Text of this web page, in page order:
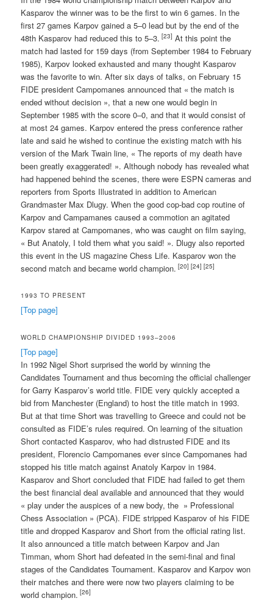
Kasparov the winner was to be the first to win 6 games. In the
first 27 games Karpov gained a 5–0 lead but by the end of the
48th Kasparov had reduced this to 5–3. [23] At this point the
match had lasted for 159 days (from September 1984 to February
1985), Karpov looked exhausted and many thought Kasparov
was the favorite to win. After six days of talks, on February 15
FIDE president Campomanes announced that « the match is
ended without decision », that a new one would begin in
September 1985 with the score 0–0, and that it would consist of
at most 24 games. Karpov entered the press conference rather
late and said he wished to continue the existing match with his
version of the Mark Twain line, « The reports of my death have
been greatly exaggerated! ». Although nobody has revealed what
had happened behind the scenes, there were ESPN cameras and
reporters from Sports Illustrated in addition to American
Grandmaster Max Dlugy. When the good cop-bad cop routine of
Karpov and Campamanes caused a commotion an agitated
Karpov stared at Campomanes, who was caught on film saying,
« But Anatoly, I told them what you said! ». Dlugy also reported
this event in the US magazine Chess Life. Kasparov won the
second match and became world champion. [20] [24] [25]
1993 TO PRESENT
[Top page]
WORLD CHAMPIONSHIP DIVIDED 1993–2006
[Top page]
In 1992 Nigel Short surprised the world by winning the
Candidates Tournament and thus becoming the official challenger
for Garry Kasparov’s world title. FIDE very quickly accepted a
bid from Manchester (England) to host the title match in 1993.
But at that time Short was travelling to Greece and could not be
consulted as FIDE’s rules required. On learning of the situation
Short contacted Kasparov, who had distrusted FIDE and its
president, Florencio Campomanes ever since Campomanes had
stopped his title match against Anatoly Karpov in 1984.
Kasparov and Short concluded that FIDE had failed to get them
the best financial deal available and announced that they would
« play under the auspices of a new body, the » Professional
Chess Association » (PCA). FIDE stripped Kasparov of his FIDE
title and dropped Kasparov and Short from the official rating list.
It also announced a title match between Karpov and Jan
Timman, whom Short had defeated in the semi-final and final
stages of the Candidates Tournament. Kasparov and Karpov won
their matches and there were now two players claiming to be
world champion. [26]